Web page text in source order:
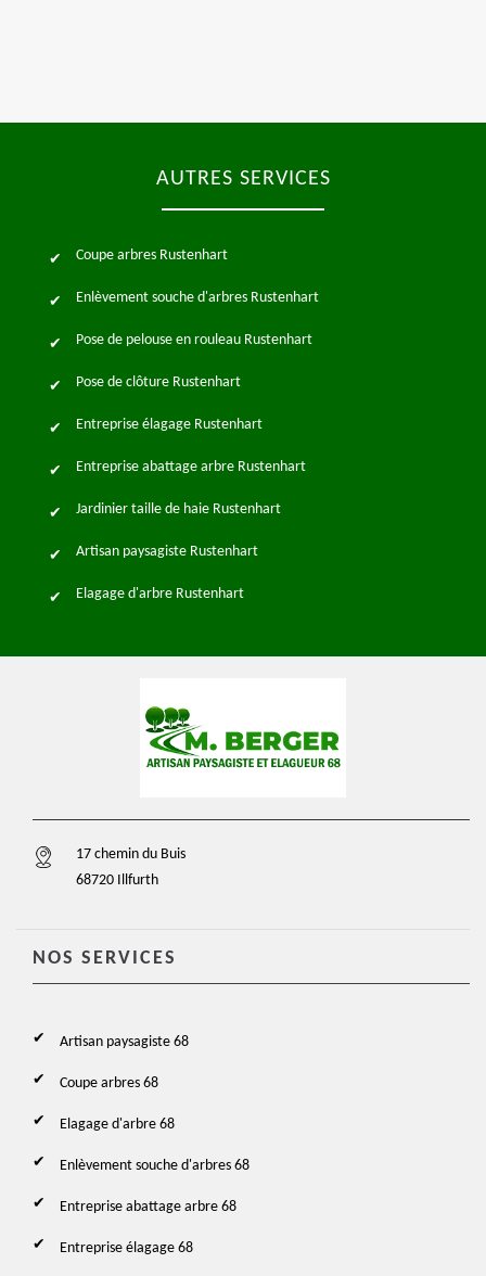
AUTRES SERVICES
Coupe arbres Rustenhart
Enlèvement souche d'arbres Rustenhart
Pose de pelouse en rouleau Rustenhart
Pose de clôture Rustenhart
Entreprise élagage Rustenhart
Entreprise abattage arbre Rustenhart
Jardinier taille de haie Rustenhart
Artisan paysagiste Rustenhart
Elagage d'arbre Rustenhart
17 chemin du Buis
68720 Illfurth
NOS SERVICES
Artisan paysagiste 68
Coupe arbres 68
Elagage d'arbre 68
Enlèvement souche d'arbres 68
Entreprise abattage arbre 68
Entreprise élagage 68